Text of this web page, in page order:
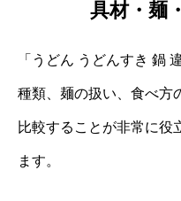
具材・麺
「うどん うどんすき 鍋
種類、麺の扱い、食べ方
比較することが非常に役
ます。